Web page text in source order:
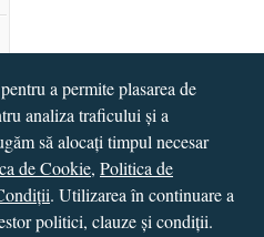
a permite plasarea de
analiza traficului și a
să alocați timpul necesar
de Cookie, Politica de
. Utilizarea în continuare a
politici, clauze și condiții.